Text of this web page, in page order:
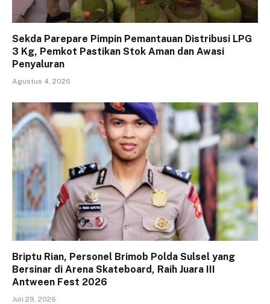
Sekda Parepare Pimpin Pemantauan Distribusi LPG
3 Kg, Pemkot Pastikan Stok Aman dan Awasi
Penyaluran
Agustus 4, 2026
Briptu Rian, Personel Brimob Polda Sulsel yang
Bersinar di Arena Skateboard, Raih Juara III
Antween Fest 2026
Juli 29, 2026